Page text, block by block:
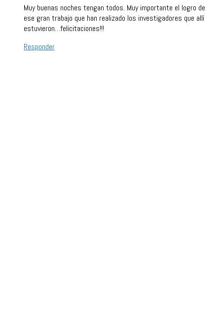
Muy buenas noches tengan todos. Muy importante el logro de
ese gran trabajo que han realizado los investigadores que allí
estuvieron…felicitaciones!!!
Responder